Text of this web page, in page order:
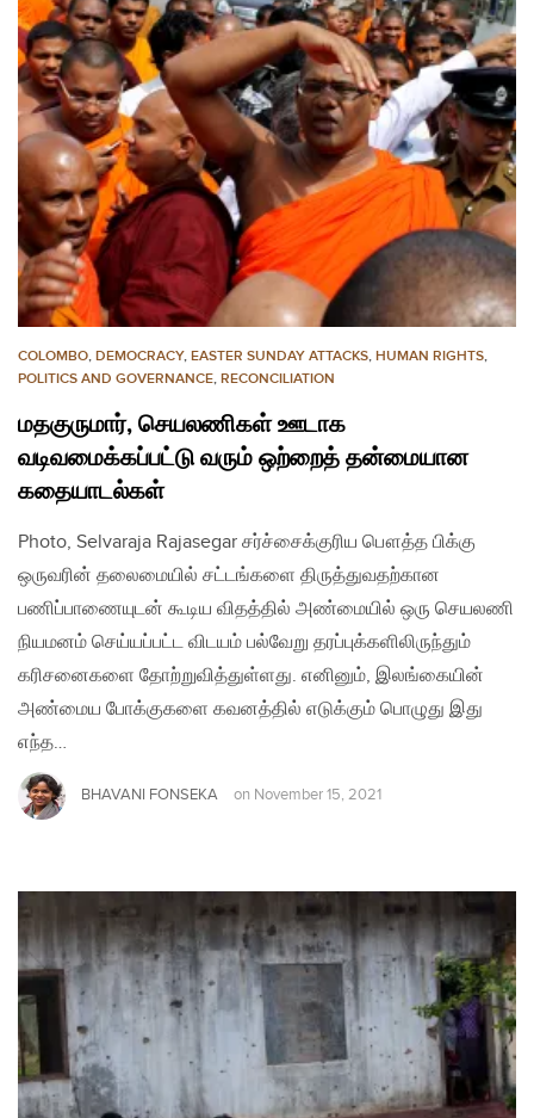
COLOMBO, DEMOCRACY, EASTER SUNDAY ATTACKS, HUMAN RIGHTS,
POLITICS AND GOVERNANCE, RECONCILIATION
மதகுருமார், செயலணிகள் ஊடாக
வடிவமைக்கப்பட்டு வரும் ஒற்றைத் தன்மையான
கதையாடல்கள்
Photo, Selvaraja Rajasegar சர்ச்சைக்குரிய பௌத்த பிக்கு
ஒருவரின் தலைமையில் சட்டங்களை திருத்துவதற்கான
பணிப்பாணையுடன் கூடிய விதத்தில் அண்மையில் ஒரு செயலணி
நியமனம் செய்யப்பட்ட விடயம் பல்வேறு தரப்புக்களிலிருந்தும்
கரிசனைகளை தோற்றுவித்துள்ளது. எனினும், இலங்கையின்
அண்மைய போக்குகளை கவனத்தில் எடுக்கும் பொழுது இது
எந்த…
BHAVANI FONSEKA on November 15, 2021